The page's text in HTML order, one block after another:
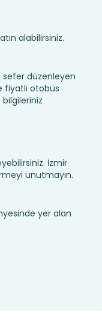
alabilirsiniz.
sefer düzenleyen
fiyatlı otobüs
İzmir
unutmayın.
yer alan